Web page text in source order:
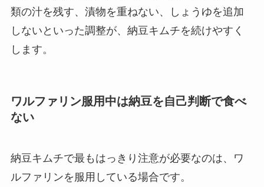
類の汁を残す、漬物を重ねない、しょうゆを追加
しないといった調整が、納豆キムチを続けやすく
します。
ワルファリン服用中は納豆を自己判断で食べ
ない
納豆キムチで最もはっきり注意が必要なのは、ワ
ルファリンを服用している場合です。